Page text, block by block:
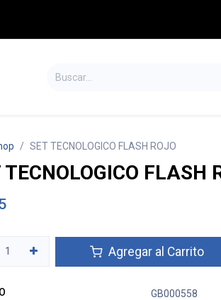
SET TECNOLOGICO FLASH ROJO
TECNOLOGICO FLASH
Agregar al Carrito
GB000558